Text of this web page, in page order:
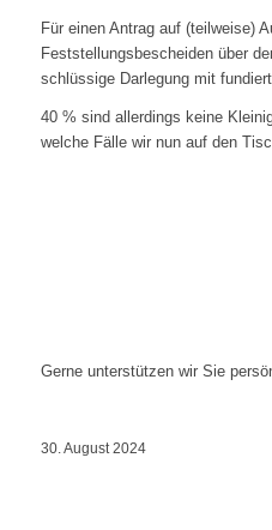
Für einen Antrag auf (teilweise)
Feststellungsbescheiden über
schlüssige Darlegung mit
40 % sind allerdings keine
welche Fälle wir nun auf den
Gerne unterstützen wir Sie
30. August 2024